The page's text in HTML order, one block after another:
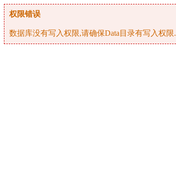
权限错误
数据库没有写入权限,请确保Data目录有写入权限.